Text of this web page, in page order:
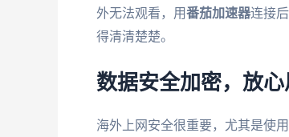
外无法观看，用番茄加速器连接
得清清楚楚。
数据安全加密，放
海外上网安全很重要，尤其是使用